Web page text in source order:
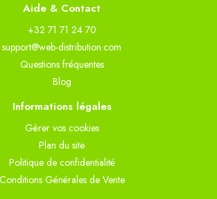
Aide & Contact
+32 71 71 24 70
support@web-distribution.com
Questions fréquentes
Blog
Informations légales
Gèrer vos cookies
Plan du site
Politique de confidentialité
Conditions Générales de Vente